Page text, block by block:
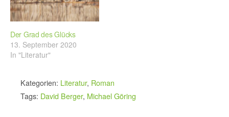
Der Grad des Glücks
13. September 2020
In "Literatur"
Kategorien: Literatur, Roman
Tags: David Berger, Michael Göring